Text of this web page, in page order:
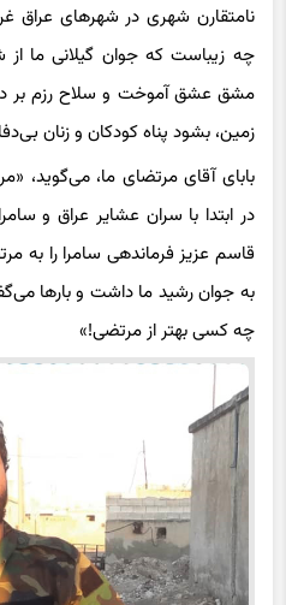
نامتقارن شهری در شهرهای عراق
چه زیباست که جوان گیلانی ما از
مشق عشق آموخت و سلاح رزم بر
زمین، بشود پناه کودکان و زنان
بابای آقای مرتضای ما، می‌گوید،
در ابتدا با سران عشایر عراق و
قاسم عزیز فرماندهی سامرا را به
به جوان رشید ما داشت و بارها
چه کسی بهتر از مرتضی!»